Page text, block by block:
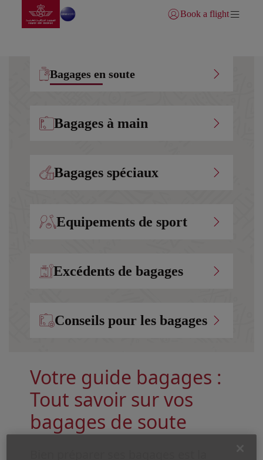
Saut au contenu principal
Aller à la page accueil
Se connecter | S’inscrire)
Book a flight
Bagages en soute
Bagages à main
Bagages spéciaux
Equipements de sport
Excédents de bagages
Conseils pour les bagages
Votre guide bagages :
Tout savoir sur vos
bagages de soute